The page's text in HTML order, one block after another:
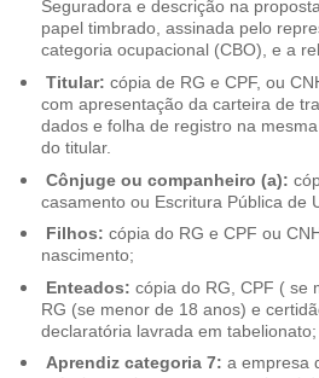
Seguradora e descrição na
papel timbrado, assinada pelo
categoria ocupacional (CBO), e a
Titular: cópia de RG e CPF, ou
com apresentação da carteira de
dados e folha de registro na
do titular.
Cônjuge ou companheiro (a):
casamento ou Escritura Pública de
Filhos: cópia do RG e CPF ou
nascimento;
Enteados: cópia do RG, CPF ( se
RG (se menor de 18 anos) e
declaratória lavrada em tabelionato;
Aprendiz categoria 7: a empresa